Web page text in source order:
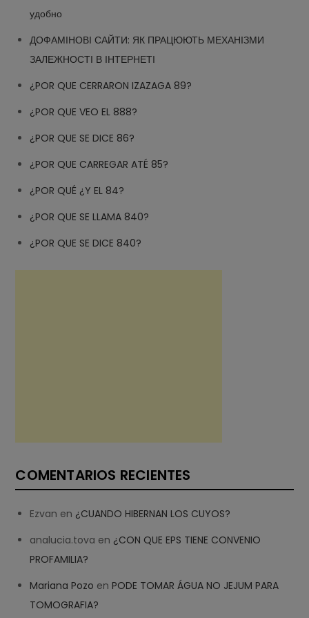
удобно
ДОФАМІНОВІ САЙТИ: ЯК ПРАЦЮЮТЬ МЕХАНІЗМИ
ЗАЛЕЖНОСТІ В ІНТЕРНЕТІ
¿POR QUE CERRARON IZAZAGA 89?
¿POR QUE VEO EL 888?
¿POR QUE SE DICE 86?
¿POR QUE CARREGAR ATÉ 85?
¿POR QUÉ ¿Y EL 84?
¿POR QUE SE LLAMA 840?
¿POR QUE SE DICE 840?
COMENTARIOS RECIENTES
Ezvan en ¿CUANDO HIBERNAN LOS CUYOS?
analucia.tova en ¿CON QUE EPS TIENE CONVENIO
PROFAMILIA?
Mariana Pozo enPODE TOMAR ÁGUA NO JEJUM PARA
TOMOGRAFIA?